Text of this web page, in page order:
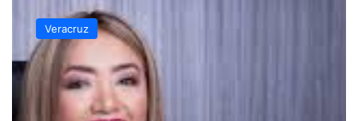
obligado
imposible”;
Veracruz